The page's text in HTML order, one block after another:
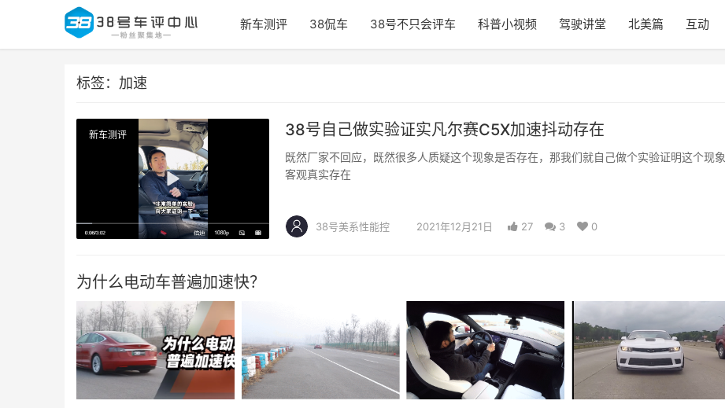
新车测评 38侃车 38号不只会评车 科普小视频 驾驶讲堂 北美篇 互动
标签：加速
新车测评 38号自己做实验证实凡尔赛C5X加速抖动存在 ​
既然厂家不回应，既然很多人质疑这个现象是否存在，那我们就自己做个实验证明这个现象
客观真实存在
38号美系性能控 2021年12月21日 27 3 0
为什么电动车普遍加速快？